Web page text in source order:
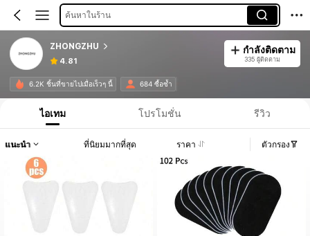
ค้นหาในร้าน
ZHONGZHU
4.81
กำลังติดตาม
335 ผู้ติดตาม
6.2K ชิ้นที่ขายไปเมื่อเร็วๆ นี้ 684 ซื้อซ้ำ
ไอเทม โปรโมชั่น รีวิว
แนะนำ ที่นิยมมากที่สุด ราคา ตัวกรอง